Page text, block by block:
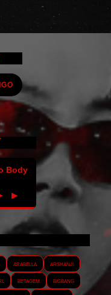
Body
▶
Arabella
Arshanji
Betagem
Bigbang